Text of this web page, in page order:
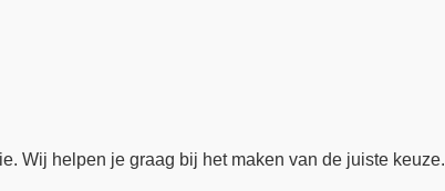
Wij helpen je graag bij het maken van de juiste keuze.